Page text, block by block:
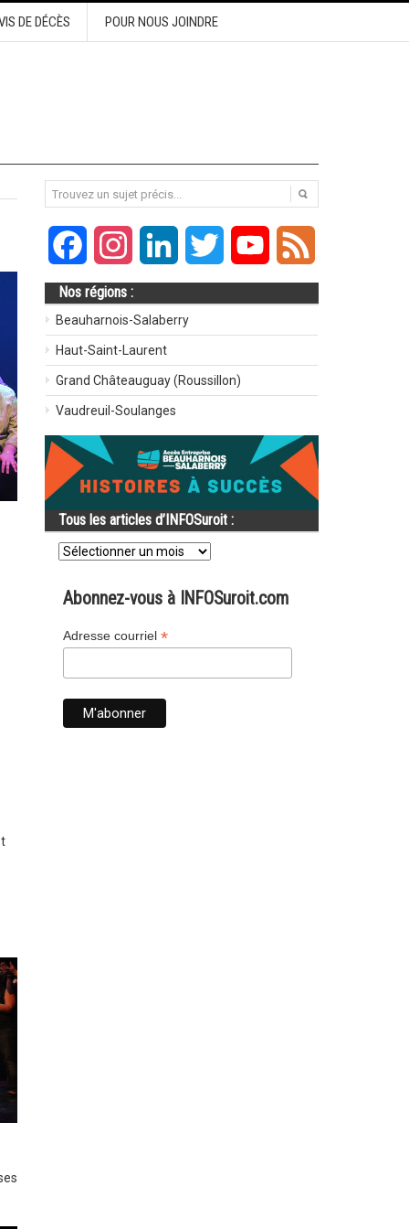
DE DÉCÈS POUR NOUS JOINDRE
FacebookInstagramLinkedIn Twitter YouTube
Nos régions :
Beauharnois-Salaberry
Haut-Saint-Laurent
Grand Châteauguay (Roussillon)
Vaudreuil-Soulanges
Tous les articles d’INFOSuroit :
Tous
les
d’INFOSuroit
Abonnez-vous à INFOSuroit.com
Adresse courriel *